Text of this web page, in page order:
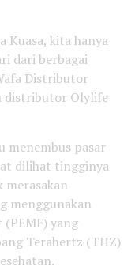
Kuasa, kita hanya
dari berbagai
Distributor
distributor Olylife
menembus pasar
dilihat tingginya
menggunakan
yang
Terahertz (THZ)